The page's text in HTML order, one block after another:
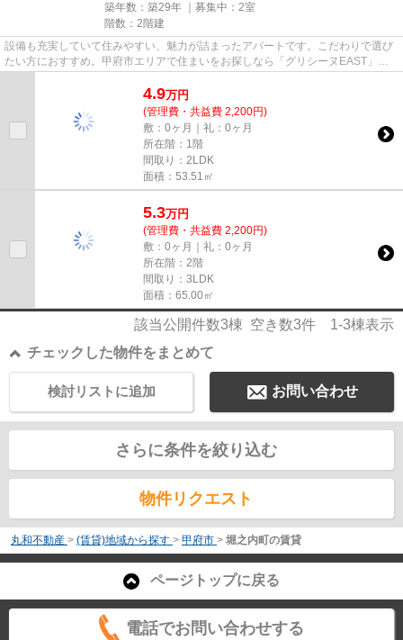
築年数：築29年 ｜募集中： 2室
階数：2階建
設備も充実していて住みやすい、魅力が詰まったアパートです。こだわりで選び
たい方におすすめ。甲府市エリアで住まいをお探しなら「グリシーヌEAST」。
4.9万円
(管理費・共益費 2,200円)
敷：0ヶ月｜礼：0ヶ月
所在階：1階
間取り：2LDK
面積：53.51㎡
5.3万円
(管理費・共益費 2,200円)
敷：0ヶ月｜礼：0ヶ月
所在階：2階
間取り：3LDK
面積：65.00㎡
該当公開件数3棟 空き数3件 1-3棟表示
チェックした物件をまとめて
お問い合わせ
検討リストに追加
さらに条件を絞り込む
物件リクエスト
丸和不動産 > (賃貸)地域から探す > 甲府市 > 堀之内町の賃貸
ページトップに戻る
電話でお問い合わせする